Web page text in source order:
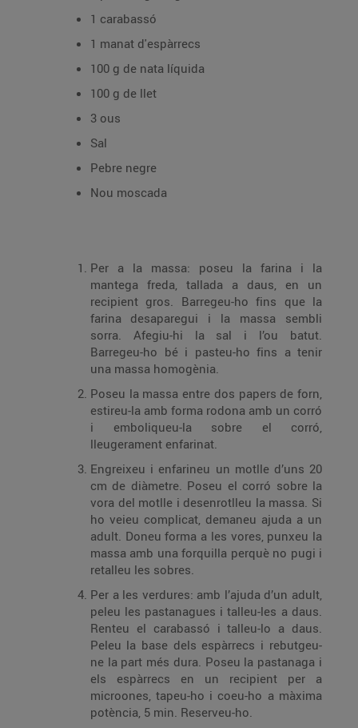
1 carabassó
1 manat d'espàrrecs
100 g de nata líquida
100 g de llet
3 ous
Sal
Pebre negre
Nou moscada
Per a la massa: poseu la farina i la
mantega freda, tallada a daus, en un
recipient gros. Barregeu-ho fins que la
farina desaparegui i la massa sembli
sorra. Afegiu-hi la sal i l’ou batut.
Barregeu-ho bé i pasteu-ho fins a tenir
una massa homogènia.
Poseu la massa entre dos papers de forn,
estireu-la amb forma rodona amb un corró
i emboliqueu-la sobre el corró,
lleugerament enfarinat.
Engreixeu i enfarineu un motlle d’uns 20
cm de diàmetre. Poseu el corró sobre la
vora del motlle i desenrotlleu la massa. Si
ho veieu complicat, demaneu ajuda a un
adult. Doneu forma a les vores, punxeu la
massa amb una forquilla perquè no pugi i
retalleu les sobres.
Per a les verdures: amb l’ajuda d’un adult,
peleu les pastanagues i talleu-les a daus.
Renteu el carabassó i talleu-lo a daus.
Peleu la base dels espàrrecs i rebutgeu-
ne la part més dura. Poseu la pastanaga i
els espàrrecs en un recipient per a
microones, tapeu-ho i coeu-ho a màxima
potència, 5 min. Reserveu-ho.